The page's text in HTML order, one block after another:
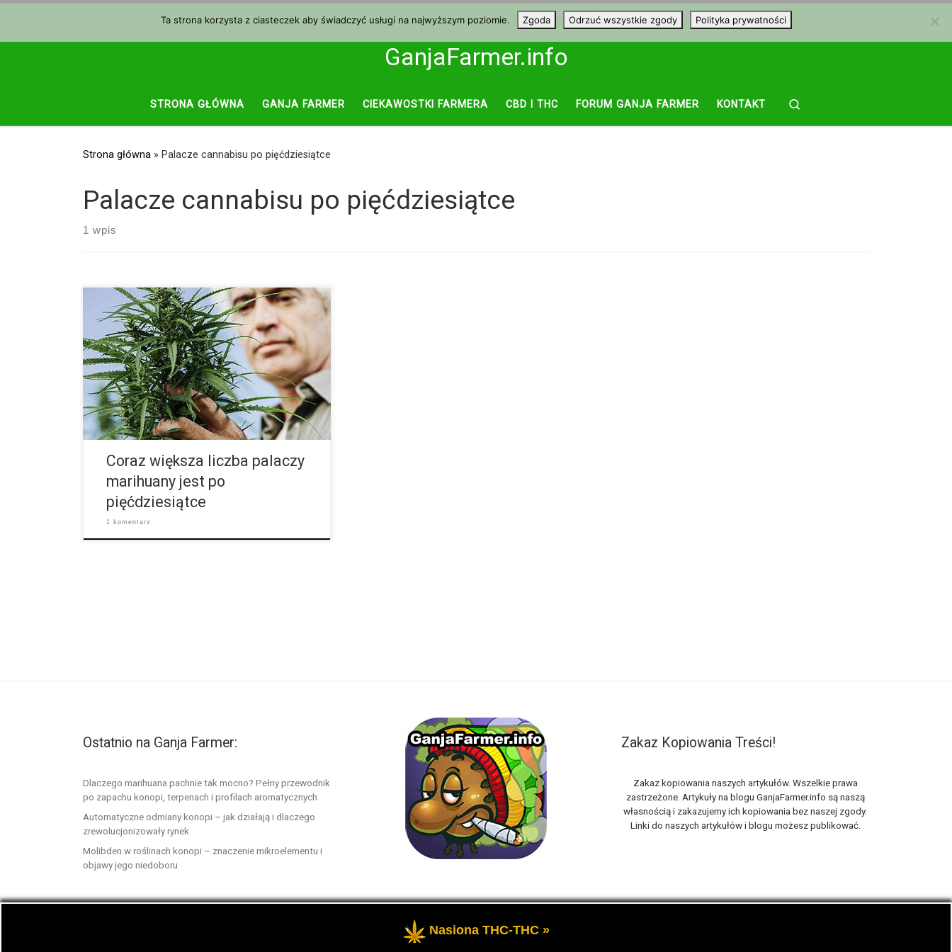
GanjaFarmer.info
STRONA GŁÓWNA GANJA FARMER CIEKAWOSTKI FARMERA CBD I THC FORUM GANJA FARMER KONTAKT
Strona główna » Palacze cannabisu po pięćdziesiątce
Palacze cannabisu po pięćdziesiątce
1 wpis
Typowy palacz marihuany jest wyobrażeniu wielu
ludzi przede wszystkim młodego wieku. Jednak
palenie trawki jest już od dawna rozprzestrzenione
nie tylko wśród młodszej generacji. Według
najnowszych badań konsumpcja cannabisu w USA
wśród ludzi po pięćdziesiątym roku życia wzrasta.
Jest to generacja tak zwanych babyboomerów, która
w między czasie osiągnęła już wiek pięćdziesięciu lat
i wygląda na to, że odkryła dla […]
Coraz większa liczba palaczy
marihuany jest po
pięćdziesiątce
1 komentarz
Ostatnio na Ganja Farmer:
Dlaczego marihuana pachnie tak mocno? Pełny przewodnik
po zapachu konopi, terpenach i profilach aromatycznych
Automatyczne odmiany konopi – jak działają i dlaczego
zrewolucjonizowały rynek
Molibden w roślinach konopi – znaczenie mikroelementu i
objawy jego niedoboru
Zakaz Kopiowania Treści!
Zakaz kopiowania naszych artykułów. Wszelkie prawa
zastrzeżone. Artykuły na blogu GanjaFarmer.info są naszą
własnością i zakazujemy ich kopiowania bez naszej zgody.
Linki do naszych artykułów i blogu możesz publikować.
- Marihuana THC i rośliny konopi oraz cannabis CBD, to tematyka blogu konopnego Ganja Farmer.
Ta strona korzysta z ciasteczek aby świadczyć usługi na najwyższym poziomie. Zgoda Odrzuć wszystkie zgody Polityka prywatności
Nasiona THC-THC »